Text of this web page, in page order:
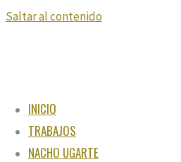
Saltar al contenido
INICIO
TRABAJOS
NACHO UGARTE